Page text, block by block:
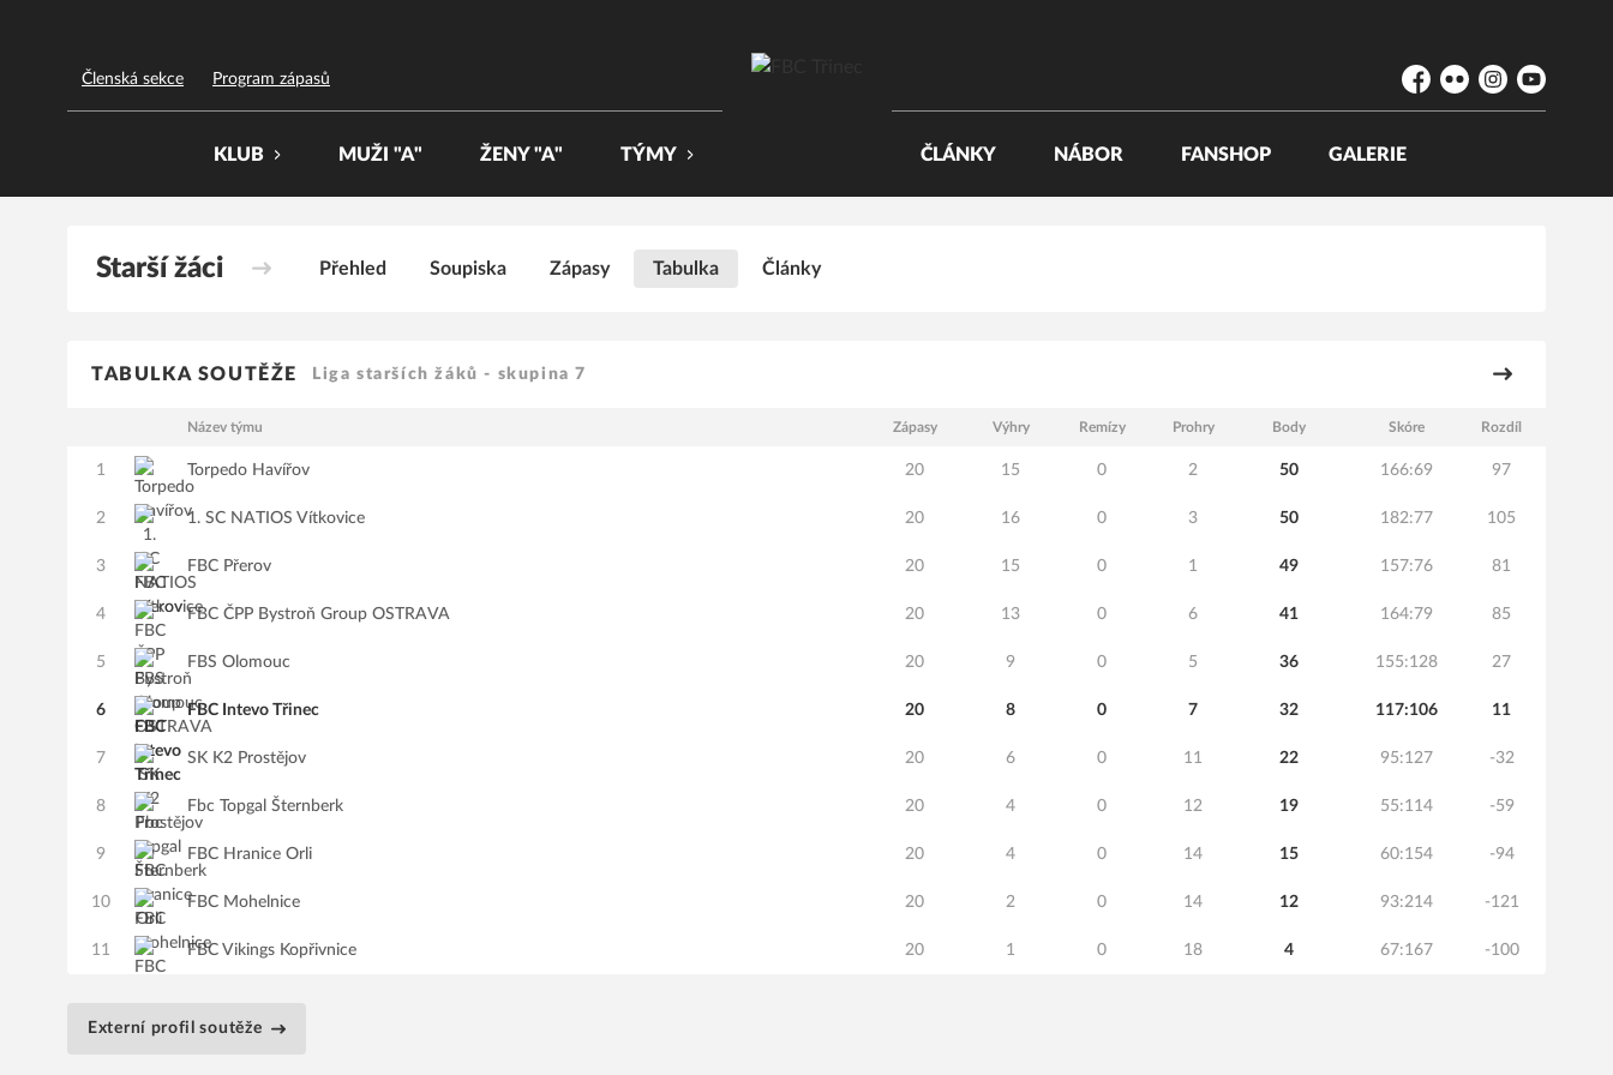
Členská sekce Program zápasů
Facebook
Flickr Instagram
YouTube
KLUB MUŽI "A" ŽENY "A" TÝMY ČLÁNKY NÁBOR FANSHOP GALERIE
Starší žáci Přehled Soupiska Zápasy Tabulka Články
TABULKA SOUTĚŽE Liga starších žáků - skupina 7
Název týmu Zápasy Výhry Remízy Prohry Body Skóre Rozdíl
1 Torpedo Havířov 20 15 0 2 50 166:69 97
2 1. SC NATIOS Vítkovice 20 16 0 3 50 182:77 105
3 FBC Přerov 20 15 0 1 49 157:76 81
4 FBC ČPP Bystroň Group OSTRAVA 20 13 0 6 41 164:79 85
5 FBS Olomouc 20 9 0 5 36 155:128 27
6 FBC Intevo Třinec 20 8 0 7 32 117:106 11
7 SK K2 Prostějov 20 6 0 11 22 95:127 -32
8 Fbc Topgal Šternberk 20 4 0 12 19 55:114 -59
9 FBC Hranice Orli 20 4 0 14 15 60:154 -94
10 FBC Mohelnice 20 2 0 14 12 93:214 -121
11 FBC Vikings Kopřivnice 20 1 0 18 4 67:167 -100
Externí profil soutěže